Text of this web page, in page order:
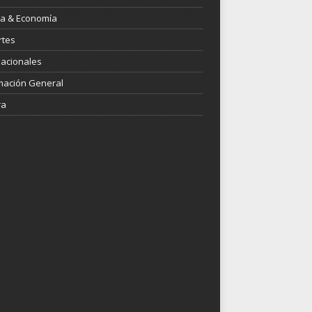
& Economía
General